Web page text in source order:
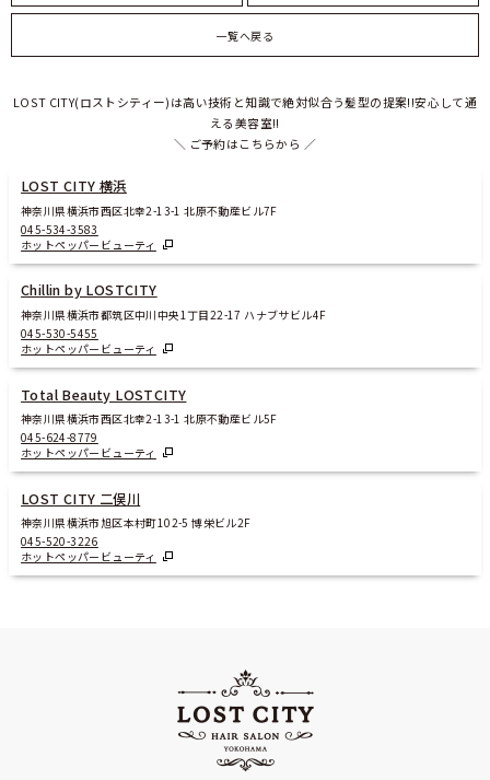
一覧へ戻る
LOST CITY(ロストシティー)は高い技術と知識で絶対似合う髪型の提案!!安心して通
える美容室!!
＼ ご予約はこちらから ／
LOST CITY 横浜
神奈川県横浜市西区北幸2-13-1 北原不動産ビル7F
045-534-3583
ホットペッパービューティ
Chillin by LOSTCITY
神奈川県横浜市都筑区中川中央1丁目22-17 ハナブサビル4F
045-530-5455
ホットペッパービューティ
Total Beauty LOSTCITY
神奈川県横浜市西区北幸2-13-1 北原不動産ビル5F
045-624-8779
ホットペッパービューティ
LOST CITY 二俣川
神奈川県横浜市旭区本村町102-5 博栄ビル2F
045-520-3226
ホットペッパービューティ